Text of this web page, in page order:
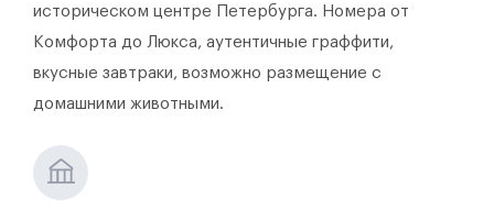
историческом центре Петербурга. Номера от
Комфорта до Люкса, аутентичные граффити,
вкусные завтраки, возможно размещение с
домашними животными.